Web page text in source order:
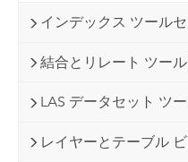
インデックス ツールセ
結合とリレート ツー
LAS データセット ツ
レイヤーとテーブル